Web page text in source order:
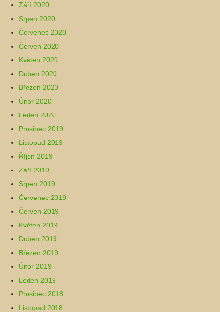
Září 2020
Srpen 2020
Červenec 2020
Červen 2020
Květen 2020
Duben 2020
Březen 2020
Únor 2020
Leden 2020
Prosinec 2019
Listopad 2019
Říjen 2019
Září 2019
Srpen 2019
Červenec 2019
Červen 2019
Květen 2019
Duben 2019
Březen 2019
Únor 2019
Leden 2019
Prosinec 2018
Listopad 2018